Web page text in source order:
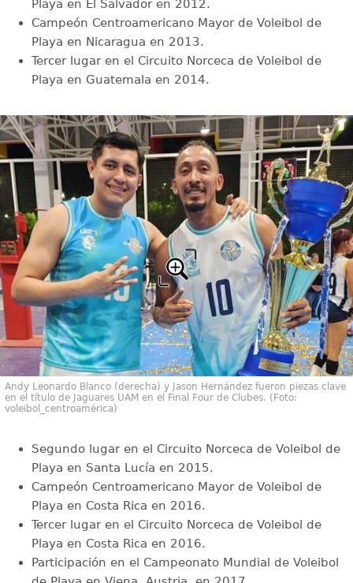
Playa en El Salvador en 2012.
Campeón Centroamericano Mayor de Voleibol de
Playa en Nicaragua en 2013.
Tercer lugar en el Circuito Norceca de Voleibol de
Playa en Guatemala en 2014.
Andy Leonardo Blanco (derecha) y Jason Hernández fueron piezas clave
en el título de Jaguares UAM en el Final Four de Clubes. (Foto:
voleibol_centroamérica)
Segundo lugar en el Circuito Norceca de Voleibol de
Playa en Santa Lucía en 2015.
Campeón Centroamericano Mayor de Voleibol de
Playa en Costa Rica en 2016.
Tercer lugar en el Circuito Norceca de Voleibol de
Playa en Costa Rica en 2016.
Participación en el Campeonato Mundial de Voleibol